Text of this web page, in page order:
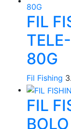
FIL
80G
Fil Fishing
FIL